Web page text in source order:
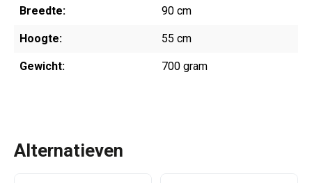
Breedte: 90 cm
Hoogte: 55 cm
Gewicht: 700 gram
Alternatieven